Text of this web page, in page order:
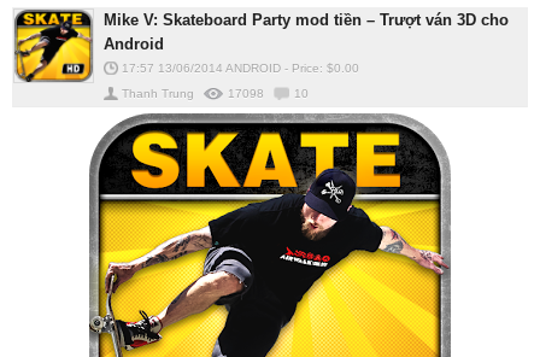
Mike V: Skateboard Party mod tiền – Trượt ván 3D cho
Android
17:57 13/06/2014 ANDROID - Price: $0.00
Thanh Trung
17098 10